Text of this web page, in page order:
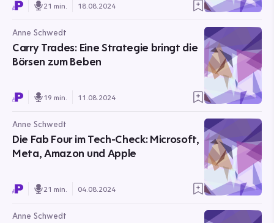
21 min. 18.08.2024
Anne Schwedt
Carry Trades: Eine Strategie bringt die
Börsen zum Beben
19 min. 11.08.2024
Anne Schwedt
Die Fab Four im Tech-Check: Microsoft,
Meta, Amazon und Apple
21 min. 04.08.2024
Anne Schwedt